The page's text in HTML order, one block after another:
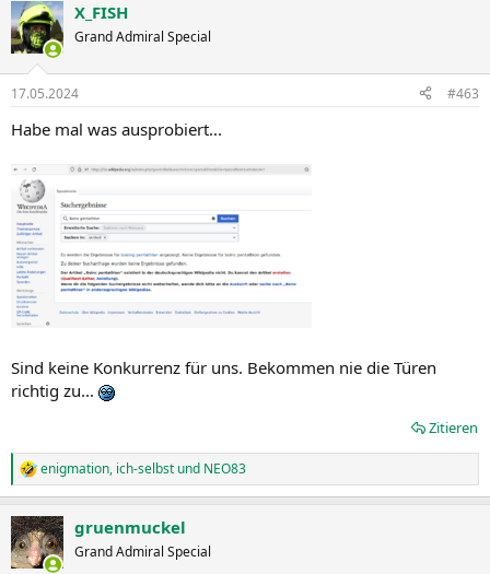
k
t
i
e
:
X_FISH
Grand Admiral Special
17.05.2024 #463
Habe mal was ausprobiert...
Sind keine Konkurrenz für uns. Bekommen nie die Türen
richtig zu...
Zitieren
R
e
k
t
i
enigmation, ich-selbst und NEO83
gruenmuckel
Grand Admiral Special